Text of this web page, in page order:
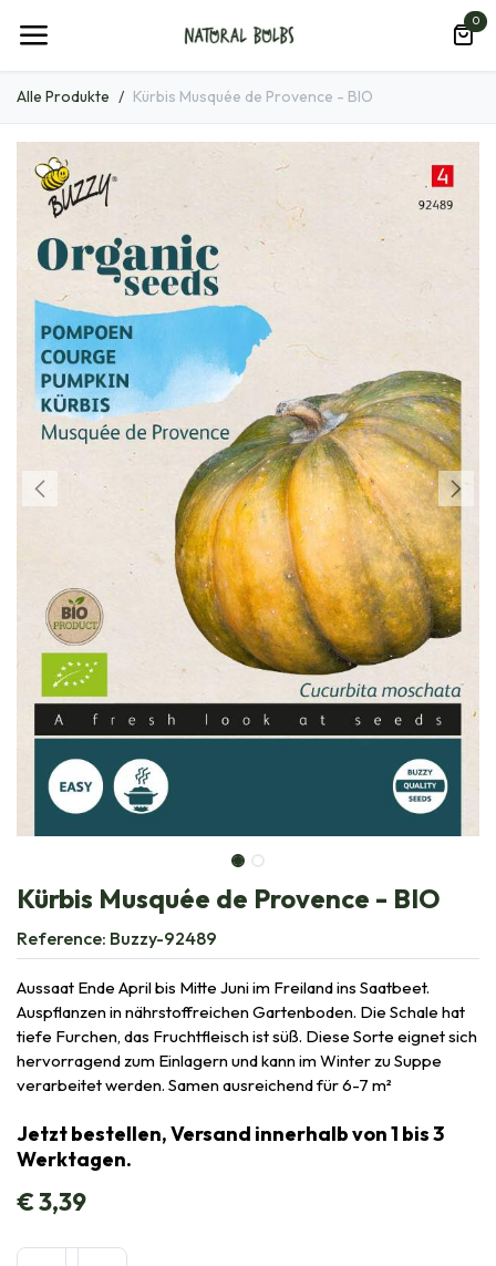
0
Alle Produkte Kürbis Musquée de Provence - BIO
Kürbis Musquée de Provence - BIO
Reference: Buzzy-92489
Aussaat Ende April bis Mitte Juni im Freiland ins Saatbeet.
Auspflanzen in nährstoffreichen Gartenboden. Die Schale hat
tiefe Furchen, das Fruchtfleisch ist süß. Diese Sorte eignet sich
hervorragend zum Einlagern und kann im Winter zu Suppe
verarbeitet werden. Samen ausreichend für 6-7 m²
Jetzt bestellen, Versand innerhalb von 1 bis 3
Werktagen.
€3,39